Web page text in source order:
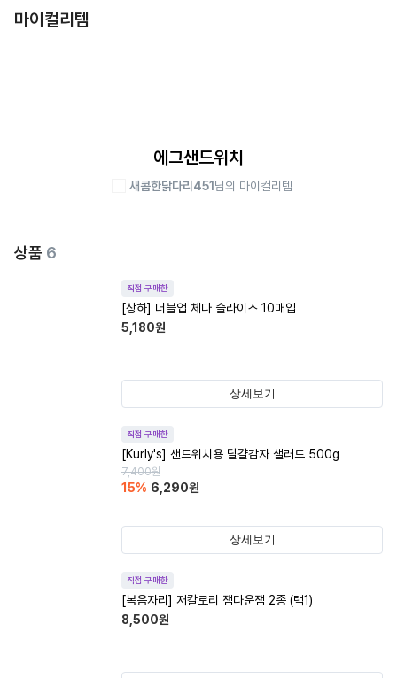
마이컬리템
에그샌드위치
새콤한닭다리451 님의 마이컬리템
상품 6
직접 구매한
[상하] 더블업 체다 슬라이스 10매입
5,180원
상세보기
직접 구매한
[Kurly's] 샌드위치용 달걀감자 샐러드 500g
7,400원
15% 6,290원
상세보기
직접 구매한
[복음자리] 저칼로리 잼다운잼 2종 (택1)
8,500원